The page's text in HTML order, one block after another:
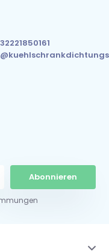
Abonnieren